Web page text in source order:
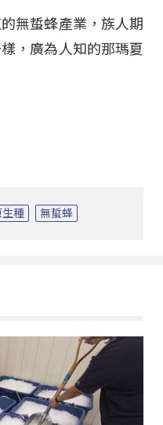
無蜇蜂產業，族人期
，廣為人知的那瑪夏
種 無蜇蜂